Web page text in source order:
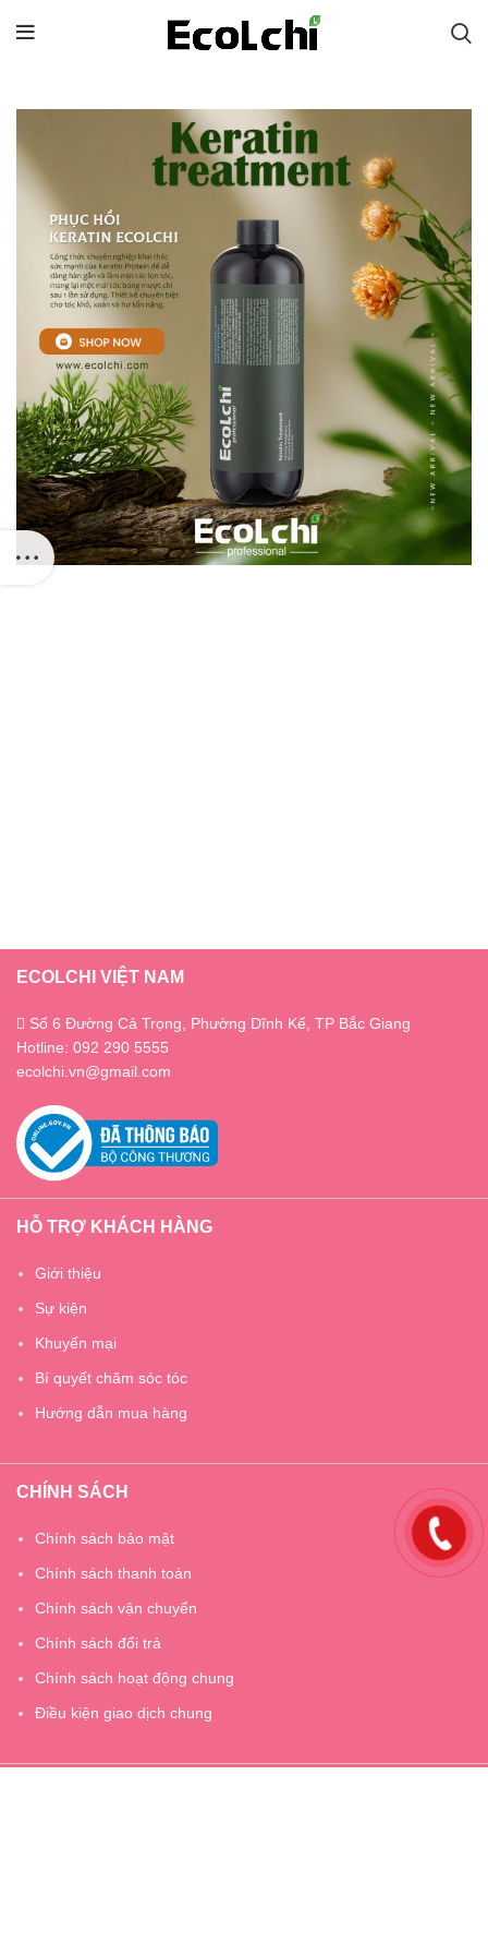
ECOLCHI VIỆT NAM
Số 6 Đường Cả Trọng, Phường Dĩnh Kế, TP Bắc Giang
Hotline: 092 290 5555
ecolchi.vn@gmail.com
HỖ TRỢ KHÁCH HÀNG
Giới thiệu
Sự kiện
Khuyến mại
Bí quyết chăm sóc tóc
Hướng dẫn mua hàng
CHÍNH SÁCH
Chính sách bảo mật
Chính sách thanh toán
Chính sách vận chuyển
Chính sách đổi trả
Chính sách hoạt động chung
Điều kiện giao dịch chung